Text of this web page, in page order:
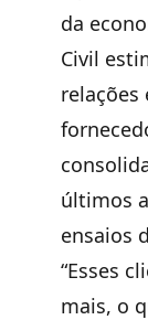
da
Civil
relações
últimos
ensaios
“Esses
mais, o